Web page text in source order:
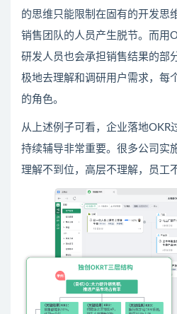
的思维只能限制在固有的开发思
销售团队的人员产生脱节。而用
研发人员也会承担销售结果的部
极地去理解和调研用户需求，每
的角色。
从上述例子可看，企业落地OKR
持续辅导非常重要。很多公司实
理解不到位，高层不理解，员工